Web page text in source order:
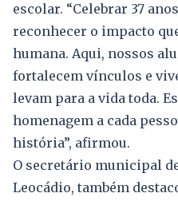
escolar. “Celebrar 37
reconhecer o impacto
humana. Aqui, nossos
fortalecem vínculos e
levam para a vida toda.
homenagem a cada
história”, afirmou.
O secretário municipal
Leocádio, também